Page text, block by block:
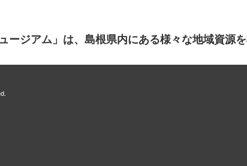
ージアム」は、島根県内にある様々な地域資源